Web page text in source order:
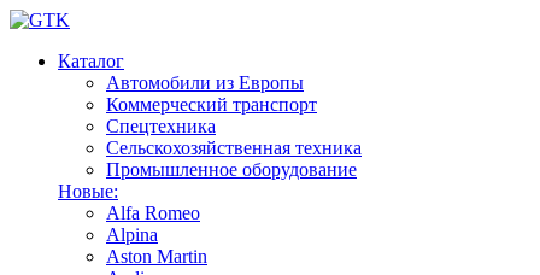
Каталог
Автомобили из Европы
Коммерческий транспорт
Спецтехника
Сельскохозяйственная техника
Промышленное оборудование
Новые:
Alfa Romeo
Alpina
Aston Martin